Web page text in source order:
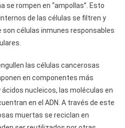
se rompen en “ampollas”. Esto
de las células se filtren y
células inmunes responsables
las células cancerosas
en componentes más
nucleicos, las moléculas en
en el ADN. A través de este
muertas se reciclan en